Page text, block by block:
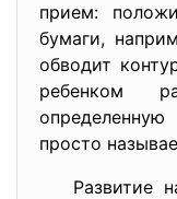
прием:
бумаги,
обводит
ребенком
просто
Развитие